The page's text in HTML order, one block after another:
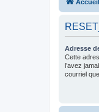
Adresse
Cette
l’avez
courriel